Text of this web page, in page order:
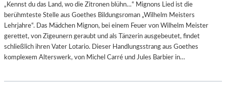
„Kennst du das Land, wo die Zitronen blühn…“ Mignons Lied ist die
berühmteste Stelle aus Goethes Bildungsroman „Wilhelm Meisters
Lehrjahre“. Das Mädchen Mignon, bei einem Feuer von Wilhelm Meister
gerettet, von Zigeunern geraubt und als Tänzerin ausgebeutet, findet
schließlich ihren Vater Lotario. Dieser Handlungsstrang aus Goethes
komplexem Alterswerk, von Michel Carré und Jules Barbier in…